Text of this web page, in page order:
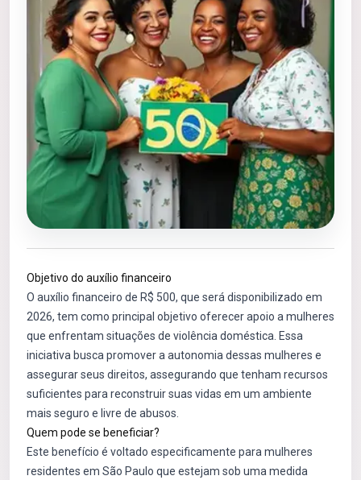
Objetivo do auxílio financeiro
O auxílio financeiro de R$ 500, que será disponibilizado em
2026, tem como principal objetivo oferecer apoio a mulheres
que enfrentam situações de violência doméstica. Essa
iniciativa busca promover a autonomia dessas mulheres e
assegurar seus direitos, assegurando que tenham recursos
suficientes para reconstruir suas vidas em um ambiente
mais seguro e livre de abusos.
Quem pode se beneficiar?
Este benefício é voltado especificamente para mulheres
residentes em São Paulo que estejam sob uma medida